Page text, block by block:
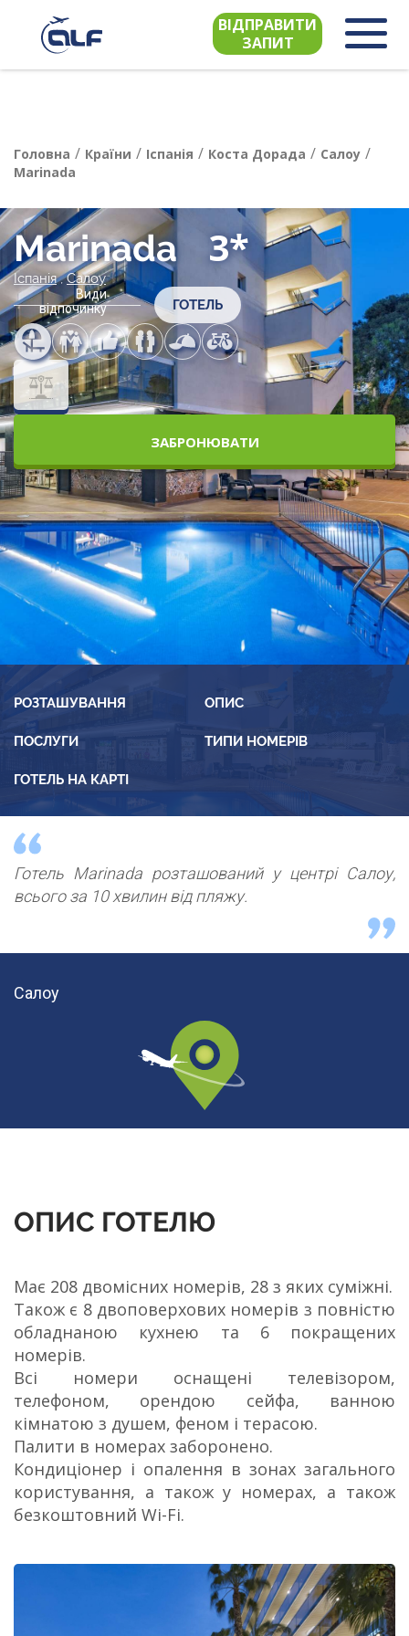
ВІДПРАВИТИ
ЗАПИТ
Головна / Країни / Іспанія / Коста Дорада / Салоу /
Marinada
РОЗТАШУВАННЯ ОПИС
ПОСЛУГИ ТИПИ НОМЕРІВ
ГОТЕЛЬ НА КАРТІ
Marinada 3*
Іспанія,Салоу
Види
відпочинку
ГОТЕЛЬ
ЗАБРОНЮВАТИ
Готель Marinada розташований у центрі Салоу,
всього за 10 хвилин від пляжу.
Салоу
ОПИС ГОТЕЛЮ
Має 208 двомісних номерів, 28 з яких суміжні.
Також є 8 двоповерхових номерів з повністю
обладнаною кухнею та 6 покращених
номерів.
Всі номери оснащені телевізором,
телефоном, орендою сейфа, ванною
кімнатою з душем, феном і терасою.
Палити в номерах заборонено.
Кондиціонер і опалення в зонах загального
користування, а також у номерах, а також
безкоштовний Wi-Fi.